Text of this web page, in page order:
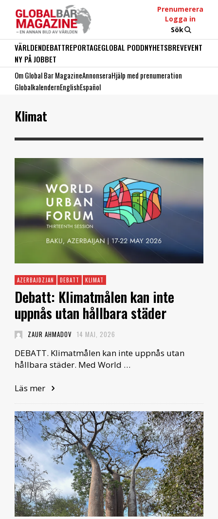
Prenumerera
Logga in
Sök
VÄRLDENDEBATTREPORTAGEGLOBAL PODDNYHETSBREVEVENT
NY PÅ JOBBET
Om Global Bar MagazineAnnonseraHjälp med prenumeration
GlobalkalendernEnglishEspañol
Klimat
AZERBAJDZJAN DEBATT KLIMAT
Debatt: Klimatmålen kan inte
uppnås utan hållbara städer
ZAUR AHMADOV 14 MAJ, 2026
DEBATT. Klimatmålen kan inte uppnås utan
hållbara städer. Med World …
Läs mer